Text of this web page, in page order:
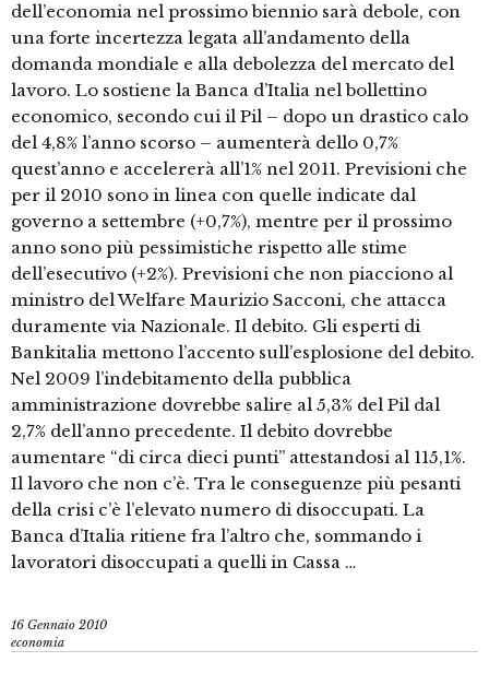
dell’economia nel prossimo biennio sarà debole, con
una forte incertezza legata all’andamento della
domanda mondiale e alla debolezza del mercato del
lavoro. Lo sostiene la Banca d’Italia nel bollettino
economico, secondo cui il Pil – dopo un drastico calo
del 4,8% l’anno scorso – aumenterà dello 0,7%
quest’anno e accelererà all’1% nel 2011. Previsioni che
per il 2010 sono in linea con quelle indicate dal
governo a settembre (+0,7%), mentre per il prossimo
anno sono più pessimistiche rispetto alle stime
dell’esecutivo (+2%). Previsioni che non piacciono al
ministro del Welfare Maurizio Sacconi, che attacca
duramente via Nazionale. Il debito. Gli esperti di
Bankitalia mettono l’accento sull’esplosione del debito.
Nel 2009 l’indebitamento della pubblica
amministrazione dovrebbe salire al 5,3% del Pil dal
2,7% dell’anno precedente. Il debito dovrebbe
aumentare “di circa dieci punti” attestandosi al 115,1%.
Il lavoro che non c’è. Tra le conseguenze più pesanti
della crisi c’è l’elevato numero di disoccupati. La
Banca d’Italia ritiene fra l’altro che, sommando i
lavoratori disoccupati a quelli in Cassa …
16 Gennaio 2010
economia